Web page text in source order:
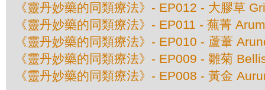
《靈丹妙藥的同類療法》- EP012 - 大膠草
《靈丹妙藥的同類療法》- EP011 - 蕪菁
《靈丹妙藥的同類療法》- EP010 - 蘆葦
《靈丹妙藥的同類療法》- EP009 - 雛菊
《靈丹妙藥的同類療法》- EP008 - 黃金